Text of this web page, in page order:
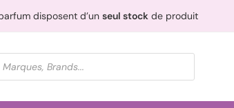
disposent d’un seul stock de produit